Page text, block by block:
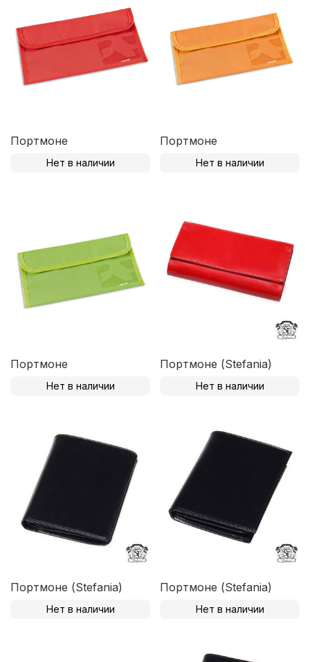
Портмоне
Нет в наличии
Портмоне
Нет в наличии
Портмоне
Нет в наличии
Портмоне (Stefania)
Нет в наличии
Портмоне (Stefania)
Нет в наличии
Портмоне (Stefania)
Нет в наличии